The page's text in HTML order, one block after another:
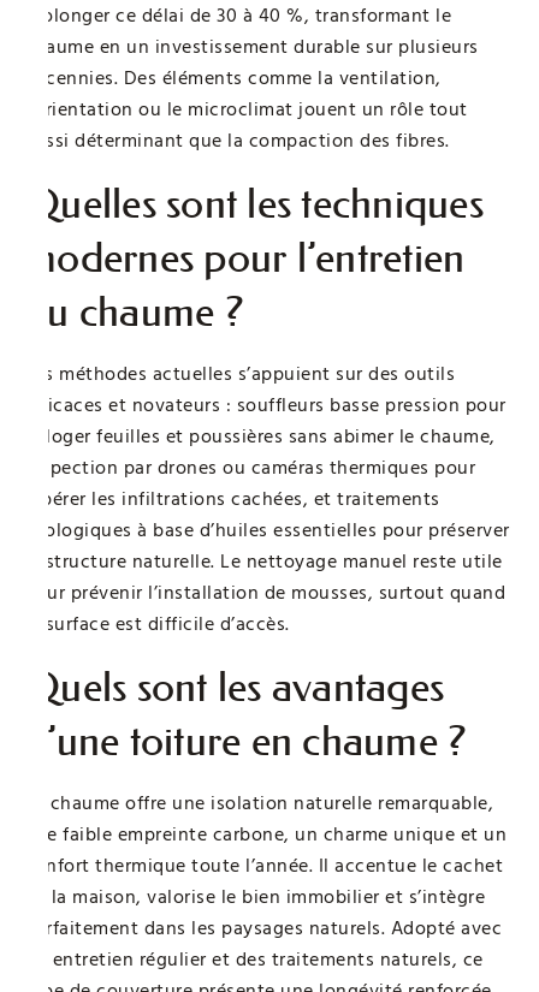
prolonger ce délai de 30 à 40 %, transformant le
chaume en un investissement durable sur plusieurs
décennies. Des éléments comme la ventilation,
l’orientation ou le microclimat jouent un rôle tout
aussi déterminant que la compaction des fibres.
Quelles sont les techniques
modernes pour l’entretien
du chaume ?
Les méthodes actuelles s’appuient sur des outils
efficaces et novateurs : souffleurs basse pression pour
déloger feuilles et poussières sans abimer le chaume,
inspection par drones ou caméras thermiques pour
repérer les infiltrations cachées, et traitements
écologiques à base d’huiles essentielles pour préserver
la structure naturelle. Le nettoyage manuel reste utile
pour prévenir l’installation de mousses, surtout quand
la surface est difficile d’accès.
Quels sont les avantages
d’une toiture en chaume ?
Le chaume offre une isolation naturelle remarquable,
une faible empreinte carbone, un charme unique et un
confort thermique toute l’année. Il accentue le cachet
de la maison, valorise le bien immobilier et s’intègre
parfaitement dans les paysages naturels. Adopté avec
un entretien régulier et des traitements naturels, ce